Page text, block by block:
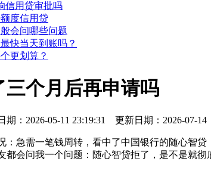
信用贷审批吗
度信用贷
会问哪些问题
快当天到账吗？
更划算？
三个月后再申请吗
期：2026-05-11 23:19:31 更新日期：2026-07-
：急需一笔钱周转，看中了中国银行的随心智
都会问我一个问题：随心智贷拒了，是不是就